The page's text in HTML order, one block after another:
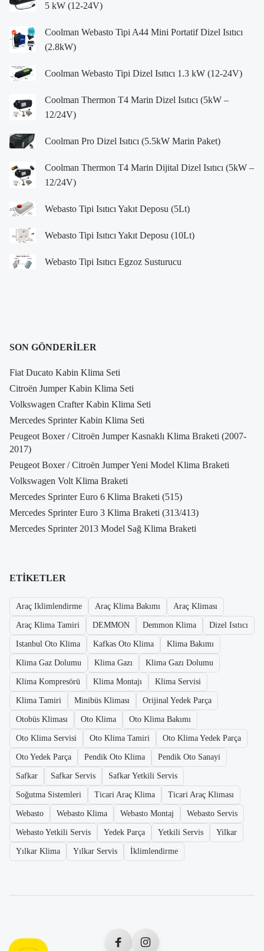
5 kW (12-24V)
Coolman Webasto Tipi A44 Mini Portatif Dizel Isıtıcı
(2.8kW)
Coolman Webasto Tipi Dizel Isıtıcı 1.3 kW (12-24V)
Coolman Thermon T4 Marin Dizel Isıtıcı (5kW –
12/24V)
Coolman Pro Dizel Isıtıcı (5.5kW Marin Paket)
Coolman Thermon T4 Marin Dijital Dizel Isıtıcı (5kW –
12/24V)
Webasto Tipi Isıtıcı Yakıt Deposu (5Lt)
Webasto Tipi Isıtıcı Yakıt Deposu (10Lt)
Webasto Tipi Isıtıcı Egzoz Susturucu
SON GÖNDERILER
Fiat Ducato Kabin Klima Seti
Citroën Jumper Kabin Klima Seti
Volkswagen Crafter Kabin Klima Seti
Mercedes Sprinter Kabin Klima Seti
Peugeot Boxer / Citroën Jumper Kasnaklı Klima Braketi (2007-
2017)
Peugeot Boxer / Citroën Jumper Yeni Model Klima Braketi
Volkswagen Volt Klima Braketi
Mercedes Sprinter Euro 6 Klima Braketi (515)
Mercedes Sprinter Euro 3 Klima Braketi (313/413)
Mercedes Sprinter 2013 Model Sağ Klima Braketi
ETIKETLER
Araç Iklimlendirme Araç Klima Bakımı Araç Kliması
Araç Klima Tamiri DEMMON Demmon Klima Dizel Isıtıcı
Istanbul Oto Klima Kafkas Oto Klima Klima Bakımı
Klima Gaz Dolumu Klima Gazı Klima Gazı Dolumu
Klima Kompresörü Klima Montajı Klima Servisi
Klima Tamiri Minibüs Kliması Orijinal Yedek Parça
Otobüs Kliması Oto Klima Oto Klima Bakımı
Oto Klima Servisi Oto Klima Tamiri Oto Klima Yedek Parça
Oto Yedek Parça Pendik Oto Klima Pendik Oto Sanayi
Safkar Safkar Servis Safkar Yetkili Servis
Soğutma Sistemleri Ticari Araç Klima Ticari Araç Kliması
Webasto Webasto Klima Webasto Montaj Webasto Servis
Webasto Yetkili Servis Yedek Parça Yetkili Servis Yilkar
Yılkar Klima Yılkar Servis İklimlendirme